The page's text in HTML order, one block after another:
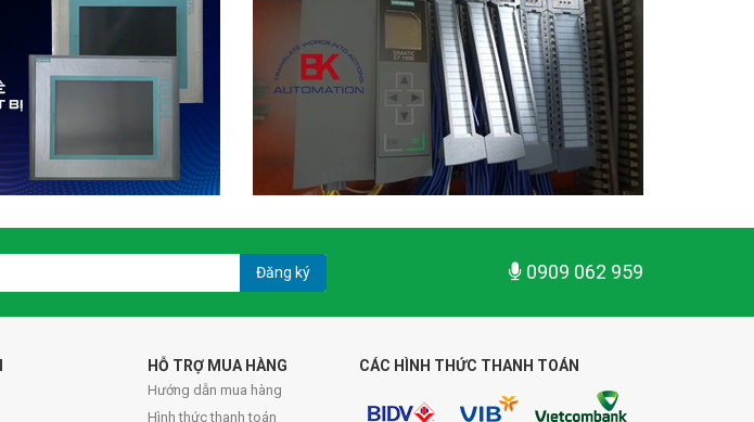
Đăng ký 0909 062 959
HỖ TRỢ MUA HÀNG
Hướng dẫn mua hàng
Hình thức thanh toán
CÁC HÌNH THỨC THANH TOÁN